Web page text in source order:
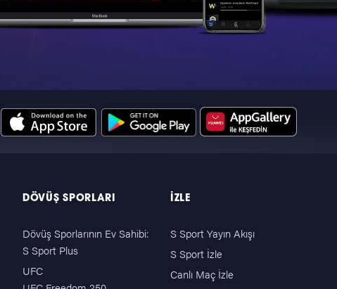
DÖVÜŞ SPORLARI
Dövüş Sporlarının Ev Sahibi:
S Sport Plus
UFC
İZLE
S Sport Yayın Akışı
S Sport İzle
Canlı Maç İzle